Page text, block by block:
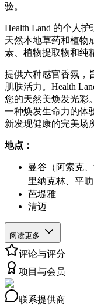
验。
Health Land 的个人
天然本地草药和植物
素、植物提取物和纯
提供六种感官香氛，
肌肤活力。Health
您的天然美焕发光彩
一种焕发生命力的体
新发现健康的完美场
地点：
曼谷（阿索克
里纳克林、平
芭堤雅
清迈
阅读更多
评论与评分
项目与会员
联系提供商